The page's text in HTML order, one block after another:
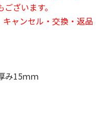
ざいます。
ャンセル・交換・返品
15ｍｍ